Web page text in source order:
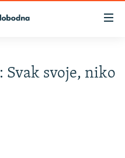
Svak svoje, niko